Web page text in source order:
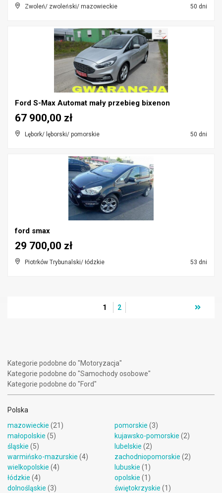
Zwoleń/ zwoleński/ mazowieckie 50 dni
Ford S-Max Automat mały przebieg bixenon
Lębork/ lęborski/ pomorskie 50 dni
67 900,00 zł
ford smax
Piotrków Trybunalski/ łódzkie 53 dni
29 700,00 zł
1 2
Kategorie podobne do "Motoryzacja"
Kategorie podobne do "Samochody osobowe"
Kategorie podobne do "Ford"
Polska
mazowieckie (21)
małopolskie (5)
śląskie (5)
warmińsko-mazurskie (4)
wielkopolskie (4)
łódzkie (4)
dolnośląskie (3)
pomorskie (3)
kujawsko-pomorskie (2)
lubelskie (2)
zachodniopomorskie (2)
lubuskie (1)
opolskie (1)
świętokrzyskie (1)